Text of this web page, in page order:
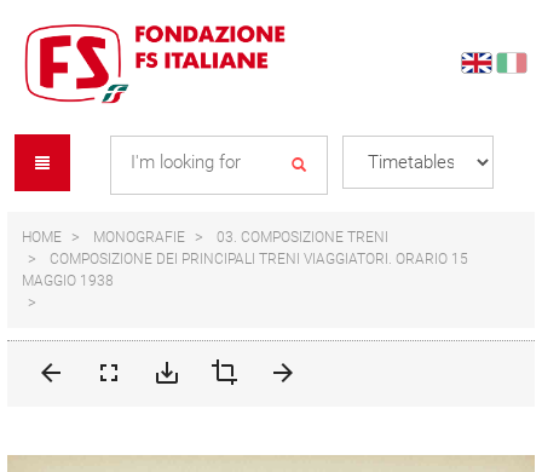
content
navigation
menu
HOME MONOGRAFIE
03. COMPOSIZIONE TRENI
COMPOSIZIONE DEI PRINCIPALI TRENI VIAGGIATORI. ORARIO 15
MAGGIO 1938